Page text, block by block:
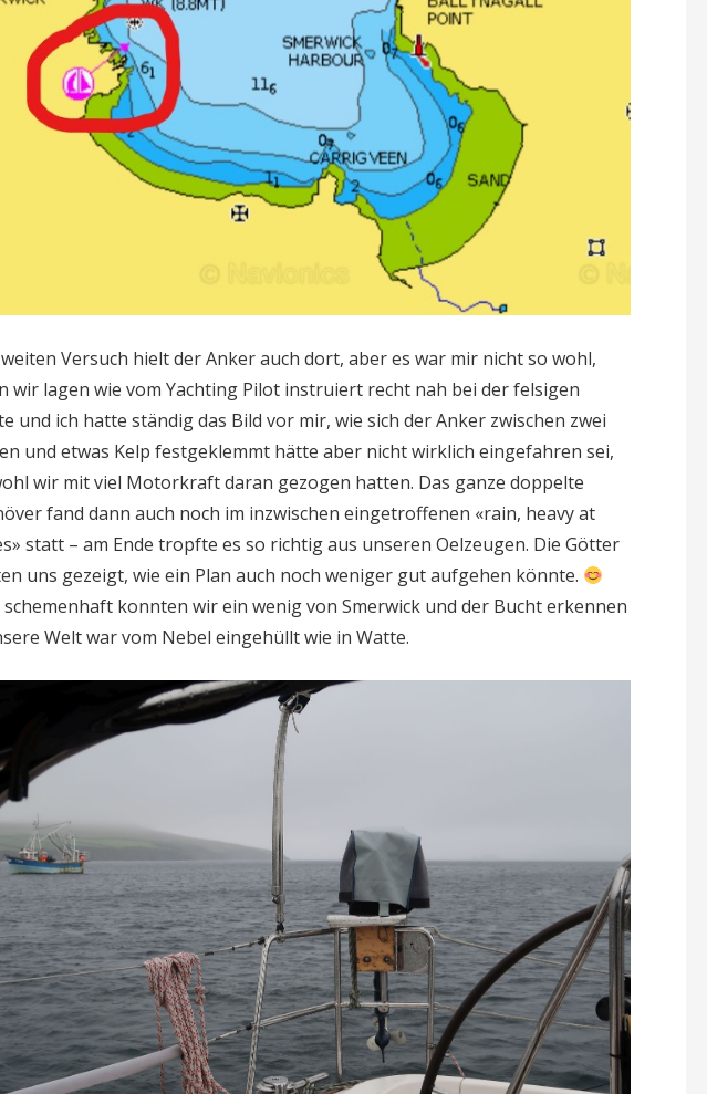
Versuch hielt der Anker auch dort, aber es war mir nicht so wohl,
wir lagen wie vom Yachting Pilot instruiert recht nah bei der felsigen
und ich hatte ständig das Bild vor mir, wie sich der Anker zwischen zwei
und etwas Kelp festgeklemmt hätte aber nicht wirklich eingefahren sei,
wir mit viel Motorkraft daran gezogen hatten. Das ganze doppelte
fand dann auch noch im inzwischen eingetroffenen «rain, heavy at
statt – am Ende tropfte es so richtig aus unseren Oelzeugen. Die Götter
uns gezeigt, wie ein Plan auch noch weniger gut aufgehen könnte.
konnten wir ein wenig von Smerwick und der Bucht erkennen
Welt war vom Nebel eingehüllt wie in Watte.